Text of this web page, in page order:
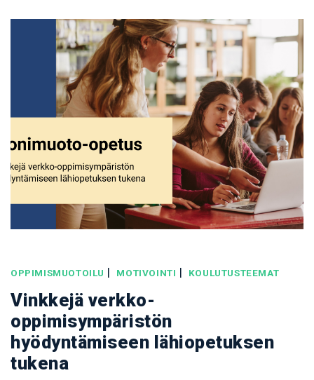
OPPIMISMUOTOILU | MOTIVOINTI | KOULUTUSTEEMAT
Vinkkejä verkko-
oppimisympäristön
hyödyntämiseen lähiopetuksen
tukena